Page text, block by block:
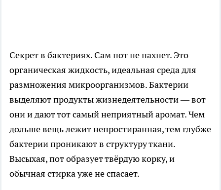
Секрет в бактериях. Сам пот не пахнет. Это
органическая жидкость, идеальная среда для
размножения микроорганизмов. Бактерии
выделяют продукты жизнедеятельности — вот
они и дают тот самый неприятный аромат. Чем
дольше вещь лежит непростиранная, тем глубже
бактерии проникают в структуру ткани.
Высыхая, пот образует твёрдую корку, и
обычная стирка уже не спасает.